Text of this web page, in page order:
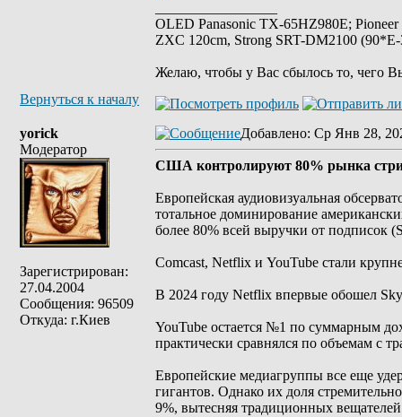
OLED Panasonic TX-65HZ980E;
ZXC 120cm, Strong SRT-DM2100
Желаю, чтобы у Вас сбылось то, чего
Вернуться к началу
yorick
Модератор
Зарегистрирован:
27.04.2004
Сообщения: 96509
Откуда: г.Киев
Добавлено: Ср Янв 28,
США контролируют 80% рынка
Европейская аудиовизуальная
тотальное доминирование
более 80% всей выручки от подписок
Comcast, Netflix и YouTube стали
В 2024 году Netflix впервые обошел
YouTube остается №1 по суммарным
практически сравнялся по объемам с
Европейские медиагруппы все еще
гигантов. Однако их доля
9%, вытесняя традиционных